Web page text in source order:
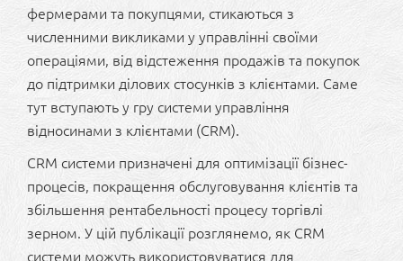
фермерами та покупцями, стикаються з
численними викликами у управлінні своїми
операціями, від відстеження продажів та покупок
до підтримки ділових стосунків з клієнтами. Саме
тут вступають у гру системи управління
відносинами з клієнтами (CRM).
CRM системи призначені для оптимізації бізнес-
процесів, покращення обслуговування клієнтів та
збільшення рентабельності процесу торгівлі
зерном. У цій публікації розглянемо, як CRM
системи можуть використовуватися для